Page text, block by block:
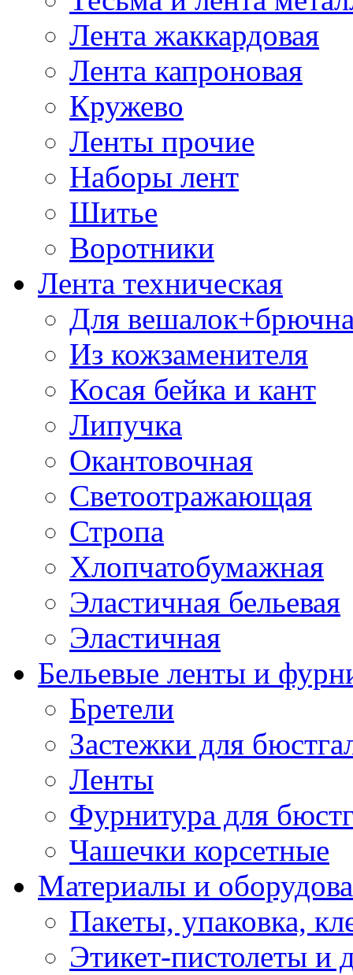
Лента жаккардовая
Лента капроновая
Кружево
Ленты прочие
Наборы лент
Шитье
Воротники
Лента техническая
Для
Из кожзаменителя
Косая бейка и кант
Липучка
Окантовочная
Светоотражающая
Стропа
Хлопчатобумажная
Эластичная бельевая
Эластичная
Бельевые ленты и
Бретели
Застежки для
Ленты
Фурнитура для
Чашечки корсетные
Материалы и
Пакеты, упаковка,
Этикет-пистолеты и